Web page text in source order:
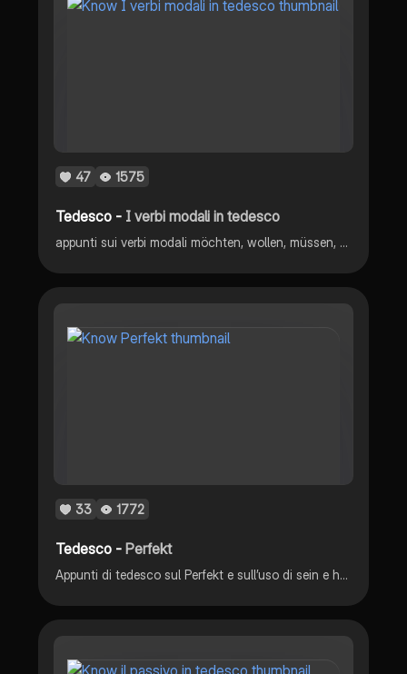
47 1575
Tedesco - I verbi modali in tedesco
appunti sui verbi modali möchten, wollen, müssen, sollen, dürfen, können
33 1772
Tedesco -Perfekt
Appunti di tedesco sul Perfekt e sull’uso di sein e haben